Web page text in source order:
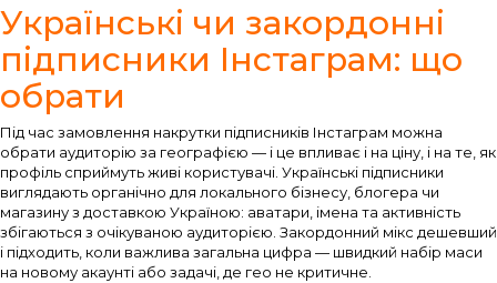
Українські чи закордонні
підписники Інстаграм: що
обрати
Під час замовлення накрутки підписників Інстаграм можна
обрати аудиторію за географією — і це впливає і на ціну, і на те, як
профіль сприймуть живі користувачі. Українські підписники
виглядають органічно для локального бізнесу, блогера чи
магазину з доставкою Україною: аватари, імена та активність
збігаються з очікуваною аудиторією. Закордонний мікс дешевший
і підходить, коли важлива загальна цифра — швидкий набір маси
на новому акаунті або задачі, де гео не критичне.